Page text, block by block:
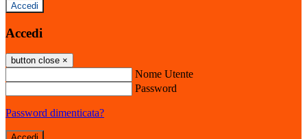
Accedi
Accedi
button close ×
Nome Utente
Password
Password dimenticata?